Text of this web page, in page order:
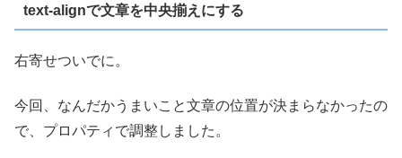
text-alignで文章を中央揃えにする
右寄せついでに。
今回、なんだかうまいこと文章の位置が決まらなかったの
で、プロパティで調整しました。